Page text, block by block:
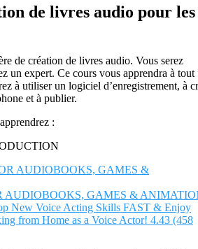
de livres audio pour les
de création de livres audio. Vous serez
un expert. Ce cours vous apprendra à tout
à utiliser un logiciel d’enregistrement, à
et à publier.
:
AUDIOBOOKS, GAMES &
New Voice Acting Skills FAST & Enjoy
from Home as a Voice Actor! 4.43 (458